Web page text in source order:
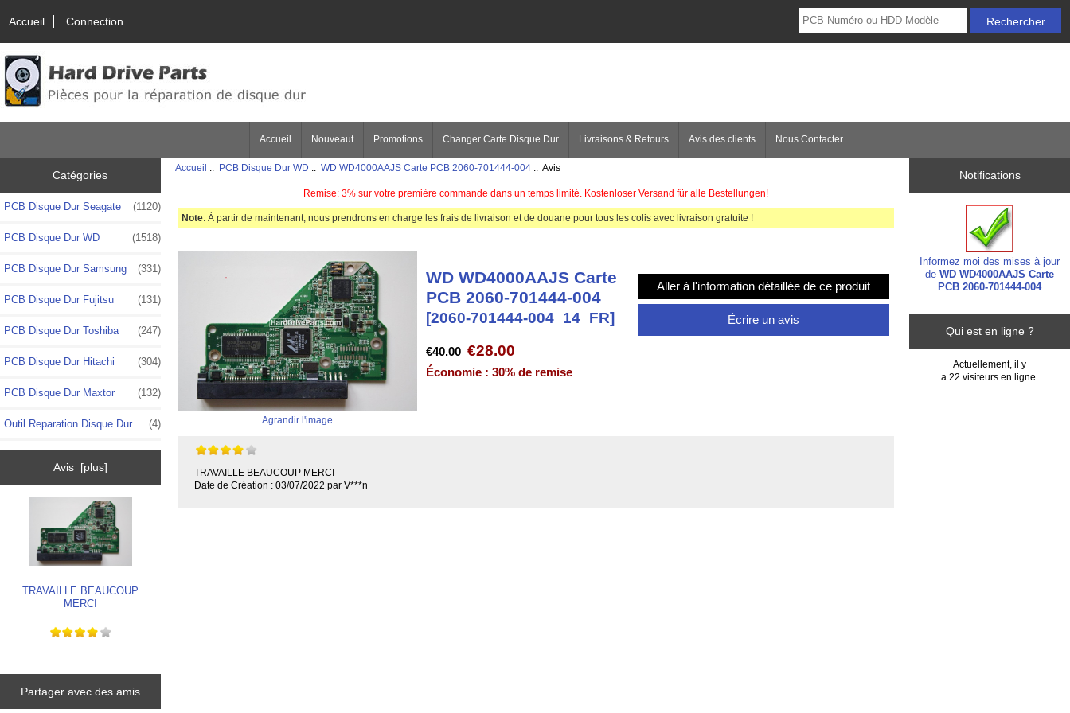
Accueil Connection
Accueil Nouveaut Promotions Changer Carte Disque Dur Livraisons & Retours Avis des clients Nous Contacter
Catégories
PCB Disque Dur Seagate (1120)
PCB Disque Dur WD (1518)
PCB Disque Dur Samsung (331)
PCB Disque Dur Fujitsu (131)
PCB Disque Dur Toshiba (247)
PCB Disque Dur Hitachi (304)
PCB Disque Dur Maxtor (132)
Outil Reparation Disque Dur (4)
Avis [plus]
TRAVAILLE BEAUCOUP
MERCI
Partager avec des amis
Accueil :: PCB Disque Dur WD ::WD WD4000AAJS Carte PCB 2060-701444-004 :: Avis
Remise: 3% sur votre première commande dans un temps limité. Kostenloser Versand für alle Bestellungen!
Note: À partir de maintenant, nous prendrons en charge les frais de livraison et de douane pour tous les colis avec livraison gratuite !
Agrandir l'image
Aller à l'information détaillée de ce produit
Écrire un avis
WD WD4000AAJS Carte
PCB 2060-701444-004
[2060-701444-004_14_FR]
€40.00 €28.00
Économie : 30% de remise
TRAVAILLE BEAUCOUP MERCI
Date de Création : 03/07/2022 par V***n
Notifications
Informez moi des mises à jour
deWD WD4000AAJS Carte
PCB 2060-701444-004
Qui est en ligne ?
Actuellement, il y
a 22 visiteurs en ligne.